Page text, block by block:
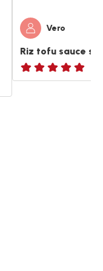
Vero
Riz tofu sauce
ratings.NaN